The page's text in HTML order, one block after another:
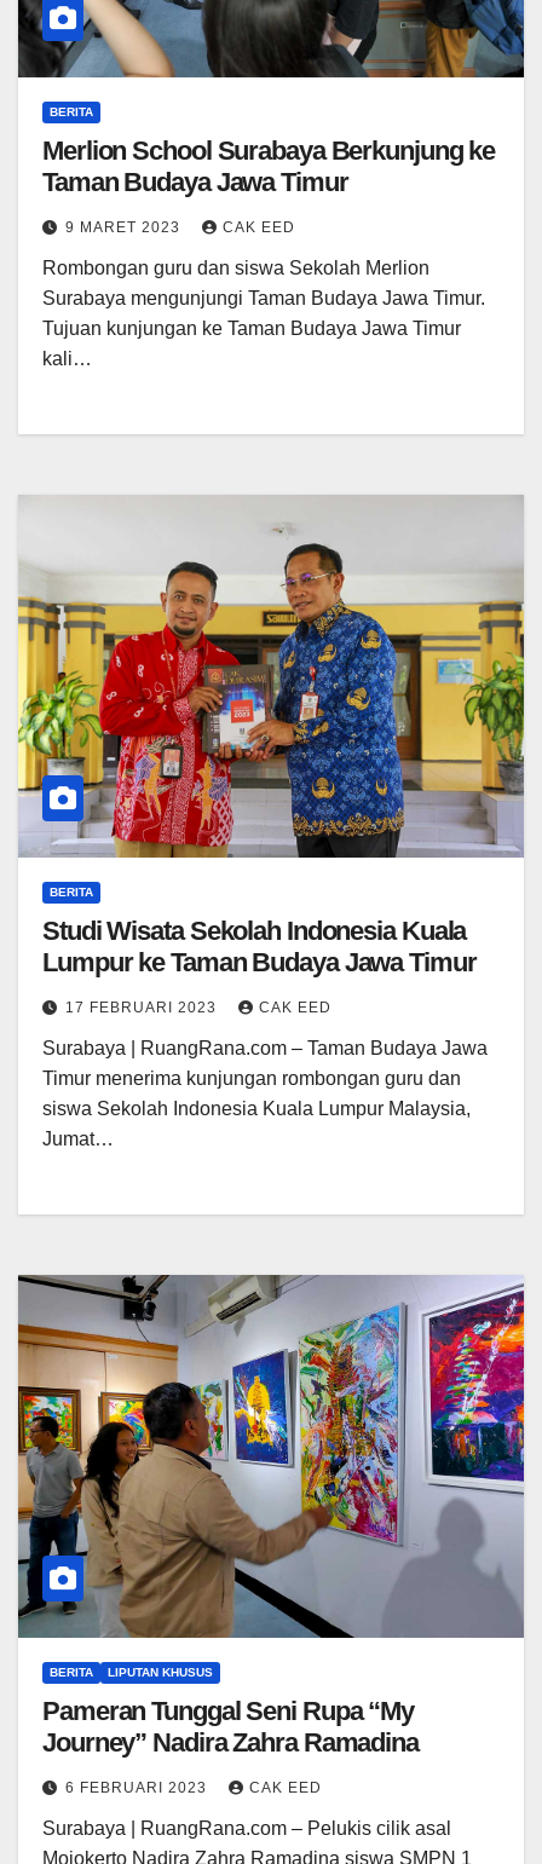
BERITA
Merlion School Surabaya Berkunjung ke
Taman Budaya Jawa Timur
9 MARET 2023 CAK EED
Rombongan guru dan siswa Sekolah Merlion
Surabaya mengunjungi Taman Budaya Jawa Timur.
Tujuan kunjungan ke Taman Budaya Jawa Timur
kali…
BERITA
Studi Wisata Sekolah Indonesia Kuala
Lumpur ke Taman Budaya Jawa Timur
17 FEBRUARI 2023 CAK EED
Surabaya | RuangRana.com – Taman Budaya Jawa
Timur menerima kunjungan rombongan guru dan
siswa Sekolah Indonesia Kuala Lumpur Malaysia,
Jumat…
BERITA LIPUTAN KHUSUS
Pameran Tunggal Seni Rupa “My
Journey” Nadira Zahra Ramadina
6 FEBRUARI 2023 CAK EED
Surabaya | RuangRana.com – Pelukis cilik asal
Mojokerto Nadira Zahra Ramadina siswa SMPN 1